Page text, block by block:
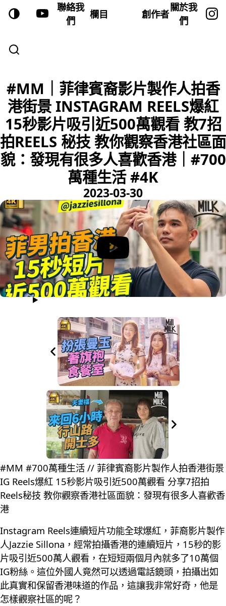
聯絡我
們
欄目 創作者
關於我
們
#MM｜菲律賓裔影片製作人拍香
港街景 INSTAGRAM REELS爆紅
15秒影片吸引近500萬觀看 教7招
拍REELS 秘技 教你觀察香港社區面
貌：發現有很多人喜歡香港｜#700
萬種生活 #4K
2023-03-30
#MM #700萬種生活 // 菲律賓裔影片製作人拍香港街景
IG Reels爆紅 15秒影片吸引近500萬觀看 分享7招拍
Reels秘技 教你觀察香港社區面貌：發現有很多人喜歡香
港
Instagram Reels連續短片功能全球爆紅，菲裔影片製作
人Jazzie Sillona，經常拍攝香港的連續短片，15秒的影
片吸引近500萬人觀看，在短短兩個月內就多了10萬個
IG粉絲。這位外國人竟然可以透過電話鏡頭，拍攝出如
此真實和保留香港味道的作品，這讓我非常好奇，他是
怎樣觀察社區的呢？